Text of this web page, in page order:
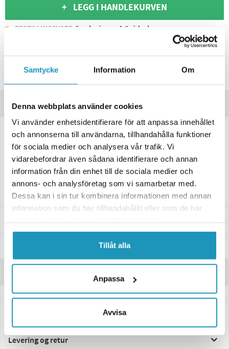
Samtycke Information Om
Denna webbplats använder cookies
Vi använder enhetsidentifierare för att anpassa innehållet
och annonserna till användarna, tillhandahålla funktioner
för sociala medier och analysera vår trafik. Vi
vidarebefordrar även sådana identifierare och annan
information från din enhet till de sociala medier och
annons- och analysföretag som vi samarbetar med.
Dessa kan i sin tur kombinera informationen med annan
information som du har tillhandahållit eller som de har
Tillåt alla
Anpassa
Avvisa
+ LEGG I HANDLEKURVEN
BESTILLINGSVARE Sendes innen 4-6 virkedager
Spørsmål om produktet?
Produktbeskrivelse
Frontlykt for nærlys på CF Moto 550/600 modeller
Passer høyre/venstre
Selges enkeltvis
Passer til disse modellene
Levering og retur